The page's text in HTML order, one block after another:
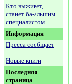
Кто выживет,
станет ба-альшим
специалистом
Информация
Пресса сообщает
Новые книги
Последняя
страница